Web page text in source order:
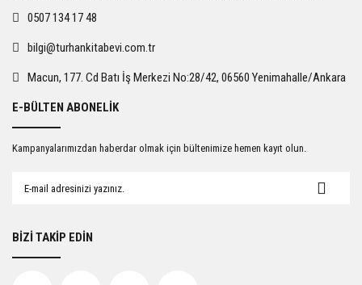
Ürün fiyatı diğer sitelerden daha pahalı.
Gönder
0507 134 17 48
bilgi@turhankitabevi.com.tr
Macun, 177. Cd Batı İş Merkezi No:28/42, 06560 Yenimahalle/Ankara
E-BÜLTEN ABONELİK
Kampanyalarımızdan haberdar olmak için bültenimize hemen kayıt olun.
BİZİ TAKİP EDİN